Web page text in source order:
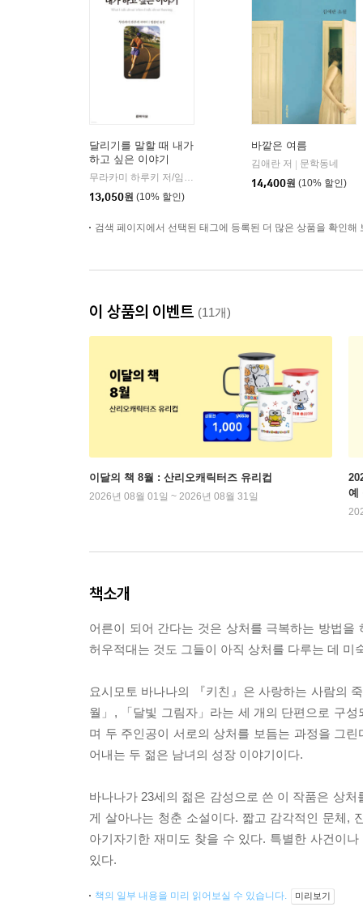
달리기를 말할 때 내가
하고 싶은 이야기
무라카미 하루키 저/임홍빈 역
문학사상
13,050원 (10% 할인)
바깥은 여름
김애란 저
문학동네
14,400원 (10% 할인)
검색 페이지에서 선택된 태그에 등록된 더 많은 상품을 확인해
이 상품의 이벤트 (11개)
이달의 책 8월 : 산리오캐릭터즈 유리컵
2026년 08월 01일 ~ 2026년 08월 31일
예
책소개
어른이 되어 간다는 것은 상처를 극복하는 방법
허우적대는 것도 그들이 아직 상처를 다루는 데 미
요시모토 바나나의 『키친』은 사랑하는 사람의
월」, 「달빛 그림자」라는 세 개의 단편으로 구
며 두 주인공이 서로의 상처를 보듬는 과정을 그
어내는 두 젊은 남녀의 성장 이야기이다.
바나나가 23세의 젊은 감성으로 쓴 이 작품은 상
게 살아나는 청춘 소설이다. 짧고 감각적인 문체,
아기자기한 재미도 찾을 수 있다. 특별한 사건이
있다.
책의 일부 내용을 미리 읽어보실 수 있습니다. 미리보기